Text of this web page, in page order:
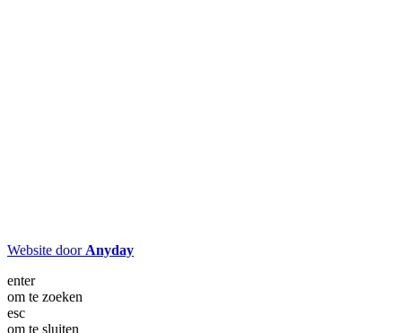
Website doorAnyday
enter
om te zoeken
esc
om te sluiten